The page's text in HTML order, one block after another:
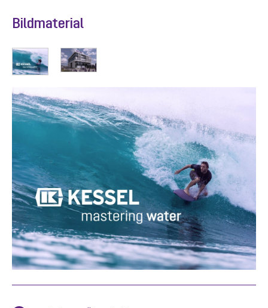
Bildmaterial